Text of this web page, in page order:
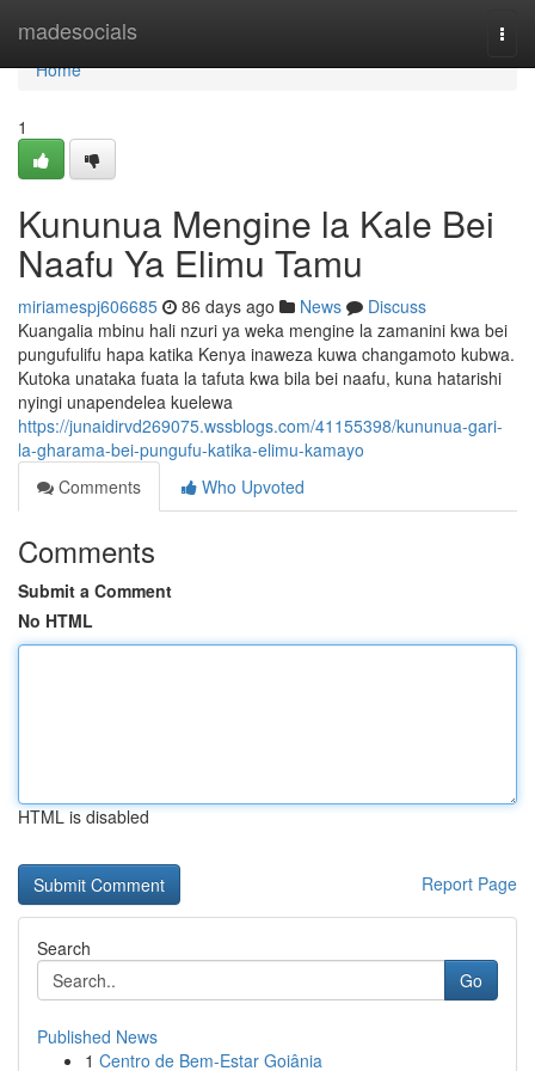
madesocials
Home
Home
1
Kununua Mengine la Kale Bei
Naafu Ya Elimu Tamu
miriamespj606685 86 days ago News
Discuss
Kuangalia mbinu hali nzuri ya weka mengine la zamanini kwa bei
pungufulifu hapa katika Kenya inaweza kuwa changamoto kubwa.
Kutoka unataka fuata la tafuta kwa bila bei naafu, kuna hatarishi
nyingi unapendelea kuelewa
https://junaidirvd269075.wssblogs.com/41155398/kununua-gari-
la-gharama-bei-pungufu-katika-elimu-kamayo
Comments
Who Upvoted
Comments
Submit a Comment
No HTML
HTML is disabled
Report Page
Search
Go
Published News
1 Centro de Bem-Estar Goiânia